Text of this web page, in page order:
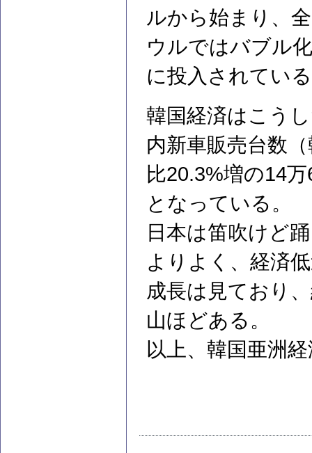
ルから始まり、
ウルではバブル
に投入されてい
韓国経済はこう
内新車販売台数
比20.3%増の14
となっている。
日本は笛吹けど
よりよく、経済
成長は見ており
山ほどある。
以上、韓国亜洲